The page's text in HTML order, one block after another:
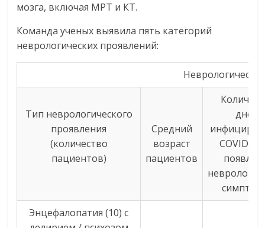
мозга, включая МРТ и КТ.
Команда ученых выявила пять категорий
неврологических проявлений:
Тип неврологического
проявления
(количество
пациентов)
Средний
возраст
пациентов
дней
COVID-
Энцефалопатия (10) с